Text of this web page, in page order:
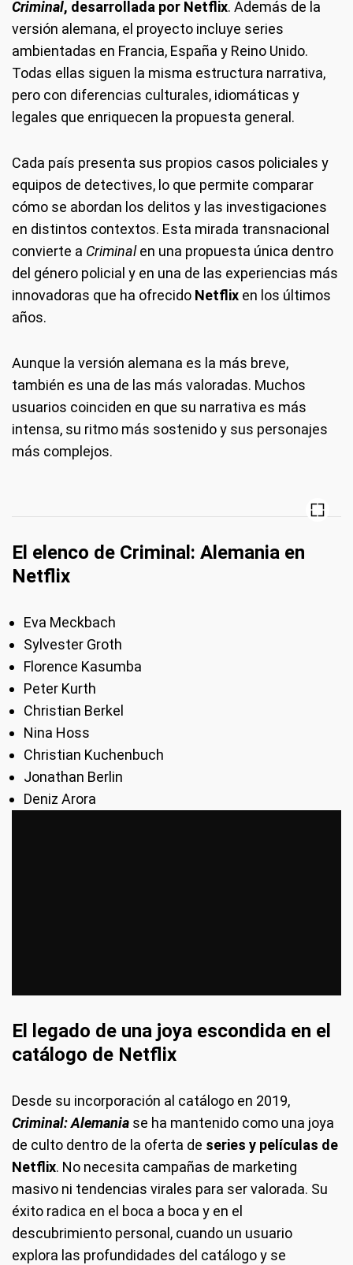
Criminal, desarrollada por Netflix. Además de la
versión alemana, el proyecto incluye series
ambientadas en Francia, España y Reino Unido.
Todas ellas siguen la misma estructura narrativa,
pero con diferencias culturales, idiomáticas y
legales que enriquecen la propuesta general.
Cada país presenta sus propios casos policiales y
equipos de detectives, lo que permite comparar
cómo se abordan los delitos y las investigaciones
en distintos contextos. Esta mirada transnacional
convierte a Criminalen una propuesta única dentro
del género policial y en una de las experiencias más
innovadoras que ha ofrecido Netflix en los últimos
años.
Aunque la versión alemana es la más breve,
también es una de las más valoradas. Muchos
usuarios coinciden en que su narrativa es más
intensa, su ritmo más sostenido y sus personajes
más complejos.
El elenco de Criminal: Alemania en
Netflix
Eva Meckbach
Sylvester Groth
Florence Kasumba
Peter Kurth
Christian Berkel
Nina Hoss
Christian Kuchenbuch
Jonathan Berlin
Deniz Arora
El legado de una joya escondida en el
catálogo de Netflix
Desde su incorporación al catálogo en 2019,
Criminal: Alemania se ha mantenido como una joya
de culto dentro de la oferta de series y películas de
Netflix. No necesita campañas de marketing
masivo ni tendencias virales para ser valorada. Su
éxito radica en el boca a boca y en el
descubrimiento personal, cuando un usuario
explora las profundidades del catálogo y se